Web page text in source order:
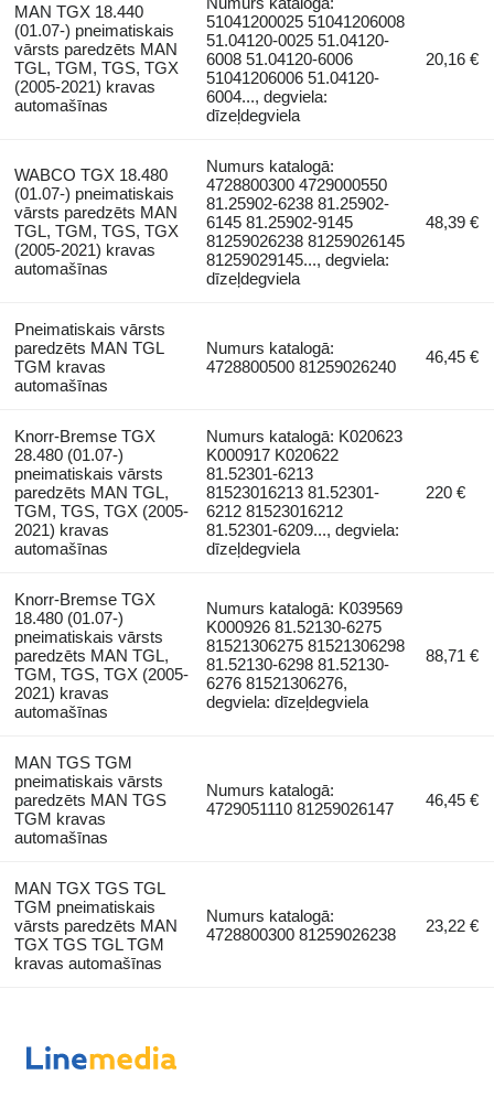
MAN TGX 18.440
(01.07-) pneimatiskais
vārsts paredzēts MAN
TGL, TGM, TGS, TGX
(2005-2021) kravas
automašīnas
51041200025 51041206008
51.04120-0025 51.04120-
6008 51.04120-6006
51041206006 51.04120-
6004..., degviela:
dīzeļdegviela
20,16 €
WABCO TGX 18.480
(01.07-) pneimatiskais
vārsts paredzēts MAN
TGL, TGM, TGS, TGX
(2005-2021) kravas
automašīnas
Numurs katalogā:
4728800300 4729000550
81.25902-6238 81.25902-
6145 81.25902-9145
81259026238 81259026145
81259029145..., degviela:
dīzeļdegviela
48,39 €
Pneimatiskais vārsts
paredzēts MAN TGL
TGM kravas
automašīnas
Numurs katalogā:
4728800500 81259026240
46,45 €
Knorr-Bremse TGX
28.480 (01.07-)
pneimatiskais vārsts
paredzēts MAN TGL,
TGM, TGS, TGX (2005-
2021) kravas
automašīnas
Numurs katalogā: K020623
K000917 K020622
81.52301-6213
81523016213 81.52301-
6212 81523016212
81.52301-6209..., degviela:
dīzeļdegviela
220 €
Knorr-Bremse TGX
18.480 (01.07-)
pneimatiskais vārsts
paredzēts MAN TGL,
TGM, TGS, TGX (2005-
2021) kravas
automašīnas
Numurs katalogā: K039569
K000926 81.52130-6275
81521306275 81521306298
81.52130-6298 81.52130-
6276 81521306276,
degviela: dīzeļdegviela
88,71 €
MAN TGS TGM
pneimatiskais vārsts
paredzēts MAN TGS
TGM kravas
automašīnas
Numurs katalogā:
4729051110 81259026147
46,45 €
MAN TGX TGS TGL
TGM pneimatiskais
vārsts paredzēts MAN
TGX TGS TGL TGM
kravas automašīnas
Numurs katalogā:
4728800300 81259026238
23,22 €